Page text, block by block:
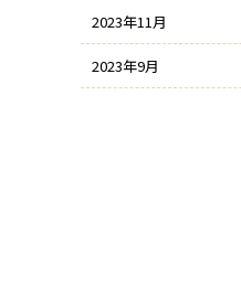
2023年11月
2023年9月